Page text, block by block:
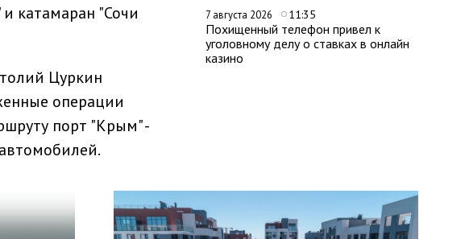
7 августа 2026 11:35
Похищенный телефон привел к
уголовному делу о ставках в онлайн
казино
катамаран "Сочи
Цуркин
операции
порт "Крым" -